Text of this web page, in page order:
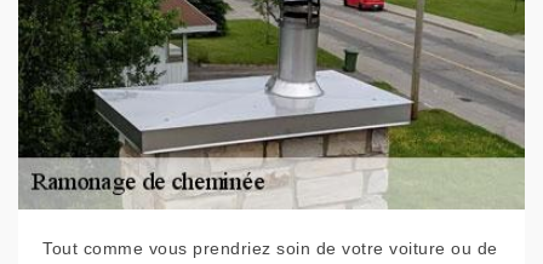
Tout comme vous prendriez soin de votre voiture ou de